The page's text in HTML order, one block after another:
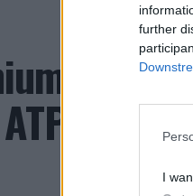
further
I
Estoril
com